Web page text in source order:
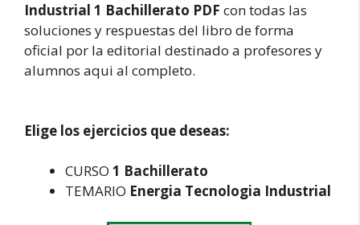
Industrial 1 Bachillerato PDF con todas las
soluciones y respuestas del libro de forma
oficial por la editorial destinado a profesores y
alumnos aqui al completo.
Elige los ejercicios que deseas:
CURSO 1 Bachillerato
TEMARIO Energia Tecnologia Industrial